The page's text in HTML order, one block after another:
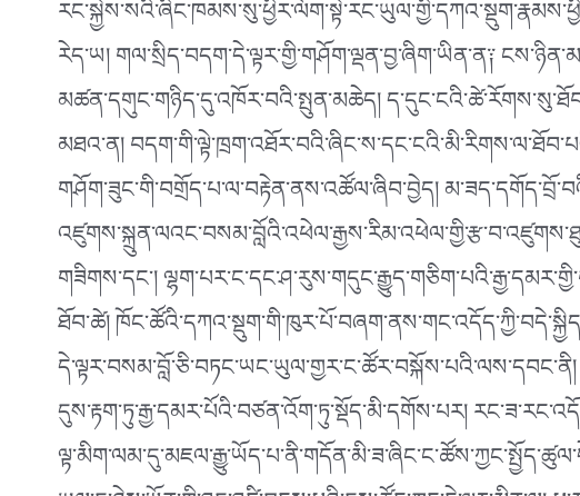
རེད་ཡ། གལ་སྲིད་བདག་དེ་ལྟར་གྱི་གཤོག་ལྡན་བྱ་ཞིག་ཡིན་ན༑
མཚན་དགུང་གཉིད་དུ་འཁོར་བའི་སྤུན་མཆེད།
མཐའ་ན།
གཤོག་ཟུང་གི་བགྲོད་པ་ལ་བརྟེན་ནས་འཚོལ་ཞིབ་བྱེད།
གཟིགས་དང༌།
ཐོབ་ཚེ།
དུས་རྟག་ཏུ་རྒྱ་དམར་པོའི་བཙན་འོག་ཏུ་སྡོད་མི་དགོས་པར།